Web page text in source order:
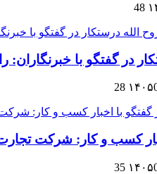
48
در گفتگو با
28
کسب و کار: شرکت تجارت
35